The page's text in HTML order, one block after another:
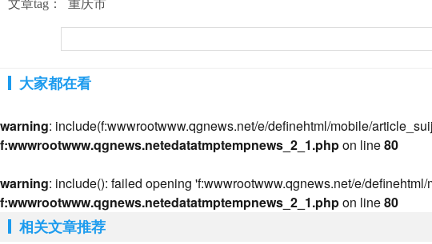
文章tag： 重庆市
大家都在看
warning: include(f:wwwrootwww.qgnews.net/e/definehtml/mobile/
f:wwwrootwww.qgnews.netedatatmptempnews_2_1.phpon line80
warning: include(): failed opening 'f:wwwrootwww.qgnews.net/e/
f:wwwrootwww.qgnews.netedatatmptempnews_2_1.phpon line80
相关文章推荐